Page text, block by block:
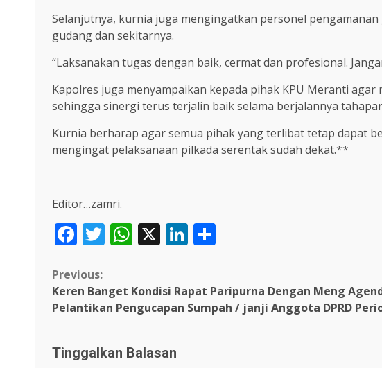
Selanjutnya, kurnia juga mengingatkan personel
gudang dan sekitarnya.
“Laksanakan tugas dengan baik, cermat dan profesional.
Kapolres juga menyampaikan kepada pihak KPU Meranti
sehingga sinergi terus terjalin baik selama berjalannya
Kurnia berharap agar semua pihak yang terlibat tetap dapat
mengingat pelaksanaan pilkada serentak sudah dekat.**
Editor…zamri.
Facebook
Twitter
WhatsApp
X LinkedIn
Continue
Reading
Previous:
Keren Banget Kondisi Rapat Paripurna Dengan Meng
Pelantikan Pengucapan Sumpah / janji Anggota DPRD
Tinggalkan Balasan